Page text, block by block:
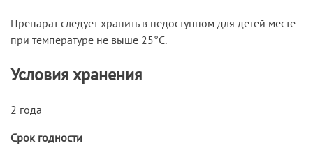
Препарат следует хранить в недоступном для детей месте
при температуре не выше 25°С.
Условия хранения
2 года
Срок годности